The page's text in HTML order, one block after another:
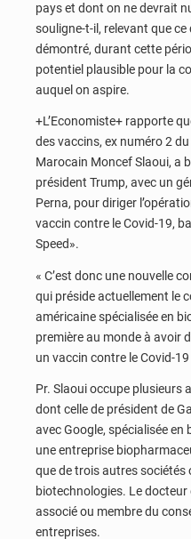
pays et dont on ne devrait
souligne-t-il, relevant que
démontré, durant cette
potentiel plausible pour la
auquel on aspire.
+L’Economiste+ rapporte
des vaccins, ex numéro 2
Marocain Moncef Slaoui, a
président Trump, avec un
Perna, pour diriger
vaccin contre le Covid-19,
Speed».
« C’est donc une nouvelle
qui préside actuellement le
américaine spécialisée en
première au monde à avoir
un vaccin contre le Covid-
Pr. Slaoui occupe plusieurs
dont celle de président de
avec Google, spécialisée
une entreprise
que de trois autres sociétés
biotechnologies. Le
associé ou membre du
entreprises.